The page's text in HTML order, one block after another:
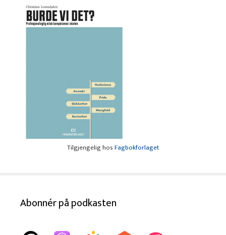
Tilgjengelig hosFagbokforlaget
Abonnér på podkasten